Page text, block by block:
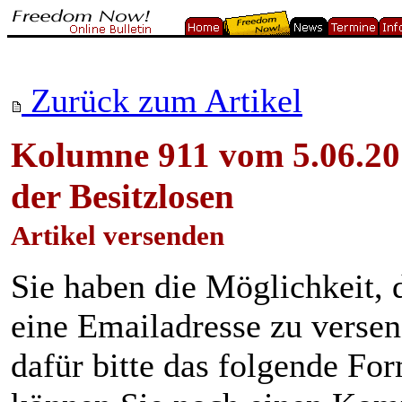
Zurück zum Artikel
Kolumne 911 vom
der Besitzlosen
Artikel versenden
Sie haben die Möglichkeit,
eine Emailadresse zu
dafür bitte das folgende